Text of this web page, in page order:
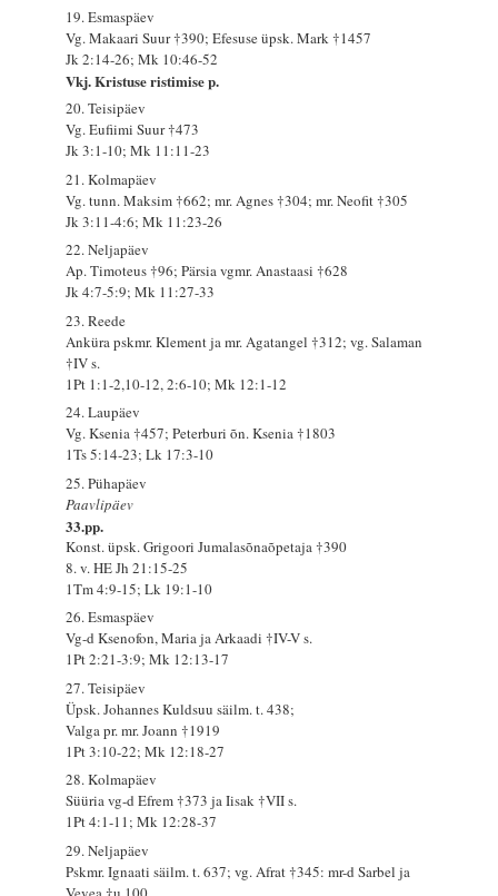
19. Esmaspäev
Vg. Makaari Suur †390; Efesuse üpsk. Mark †1457
Jk 2:14-26; Mk 10:46-52
Vkj. Kristuse ristimise p.
20. Teisipäev
Vg. Eufiimi Suur †473
Jk 3:1-10; Mk 11:11-23
21. Kolmapäev
Vg. tunn. Maksim †662; mr. Agnes †304; mr. Neofit †305
Jk 3:11-4:6; Mk 11:23-26
22. Neljapäev
Ap. Timoteus †96; Pärsia vgmr. Anastaasi †628
Jk 4:7-5:9; Mk 11:27-33
23. Reede
Anküra pskmr. Klement ja mr. Agatangel †312; vg. Salaman
†IV s.
1Pt 1:1-2,10-12, 2:6-10; Mk 12:1-12
24. Laupäev
Vg. Ksenia †457; Peterburi õn. Ksenia †1803
1Ts 5:14-23; Lk 17:3-10
25. Pühapäev
Paavlipäev
33.pp.
Konst. üpsk. Grigoori Jumalasõnaõpetaja †390
8. v. HE Jh 21:15-25
1Tm 4:9-15; Lk 19:1-10
26. Esmaspäev
Vg-d Ksenofon, Maria ja Arkaadi †IV-V s.
1Pt 2:21-3:9; Mk 12:13-17
27. Teisipäev
Üpsk. Johannes Kuldsuu säilm. t. 438;
Valga pr. mr. Joann †1919
1Pt 3:10-22; Mk 12:18-27
28. Kolmapäev
Süüria vg-d Efrem †373 ja Iisak †VII s.
1Pt 4:1-11; Mk 12:28-37
29. Neljapäev
Pskmr. Ignaati säilm. t. 637; vg. Afrat †345: mr-d Sarbel ja